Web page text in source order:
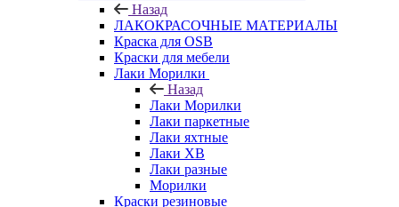
Назад
ЛАКОКРАСОЧНЫЕ МАТЕРИАЛЫ
Краска для OSB
Краски для мебели
Лаки Морилки
Назад
Лаки Морилки
Лаки паркетные
Лаки яхтные
Лаки ХВ
Лаки разные
Морилки
Краски резиновые